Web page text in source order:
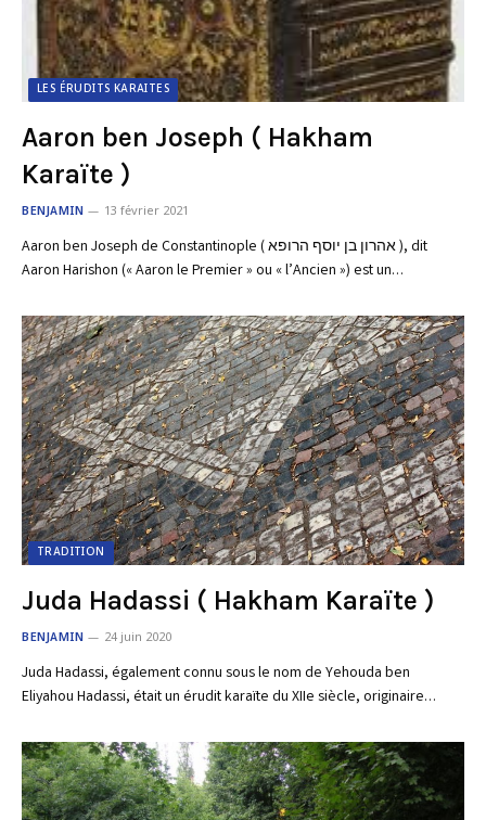
LES ÉRUDITS KARAITES
Aaron ben Joseph ( Hakham
Karaïte )
BENJAMIN 13 février 2021
Aaron ben Joseph de Constantinople ( אהרון בן יוסף הרופא ), dit
Aaron Harishon (« Aaron le Premier » ou « l’Ancien ») est un…
TRADITION
Juda Hadassi ( Hakham Karaïte )
BENJAMIN 24 juin 2020
Juda Hadassi, également connu sous le nom de Yehouda ben
Eliyahou Hadassi, était un érudit karaïte du XIIe siècle, originaire…